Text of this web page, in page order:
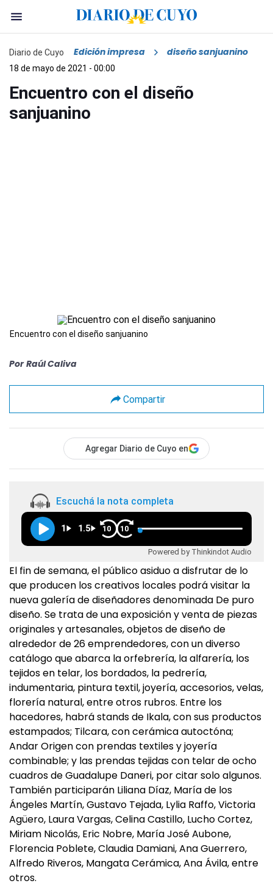
Diario de Cuyo Edición impresa diseño sanjuanino
18 de mayo de 2021 - 00:00
Encuentro con el diseño
sanjuanino
Encuentro con el diseño sanjuanino
Por Raúl Caliva
Compartir
Agregar Diario de Cuyo en
Escuchá la nota completa
1 1.5 10 10
Powered by Thinkindot Audio
El fin de semana, el público asiduo a disfrutar de lo
que producen los creativos locales podrá visitar la
nueva galería de diseñadores denominada De puro
diseño. Se trata de una exposición y venta de piezas
originales y artesanales, objetos de diseño de
alrededor de 26 emprendedores, con un diverso
catálogo que abarca la orfebrería, la alfarería, los
tejidos en telar, los bordados, la pedrería,
indumentaria, pintura textil, joyería, accesorios, velas,
florería natural, entre otros rubros. Entre los
hacedores, habrá stands de Ikala, con sus productos
estampados; Tilcara, con cerámica autoctóna;
Andar Origen con prendas textiles y joyería
combinable; y las prendas tejidas con telar de ocho
cuadros de Guadalupe Daneri, por citar solo algunos.
También participarán Liliana Díaz, María de los
Ángeles Martín, Gustavo Tejada, Lylia Raffo, Victoria
Agüero, Laura Vargas, Celina Castillo, Lucho Cortez,
Miriam Nicolás, Eric Nobre, María José Aubone,
Florencia Poblete, Claudia Damiani, Ana Guerrero,
Alfredo Riveros, Mangata Cerámica, Ana Ávila, entre
otros.